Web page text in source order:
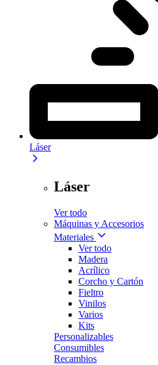
Láser
Láser
Ver todo
Máquinas y Accesorios
Materiales
Ver todo
Madera
Acrílico
Corcho y Cartón
Fieltro
Vinilos
Varios
Kits
Personalizables
Consumibles
Recambios